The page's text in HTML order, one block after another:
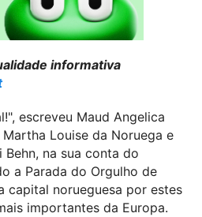
informativa
escreveu Maud Angelica
Louise da Noruega e
na sua conta do
a Parada do Orgulho de
capital norueguesa por estes
importantes da Europa.